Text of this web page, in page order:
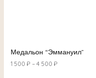
Медальон “Эммануил”
1 500 ₽ –4 500 ₽